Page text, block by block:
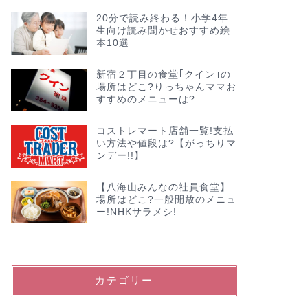
20分で読み終わる！小学4年
生向け読み聞かせおすすめ絵
本10選
新宿２丁目の食堂｢クイン｣の
場所はどこ?りっちゃんママお
すすめのメニューは?
コストレマート店舗一覧!支払
い方法や値段は?【がっちりマ
ンデー!!】
【八海山みんなの社員食堂】
場所はどこ?一般開放のメニュ
ー!NHKサラメシ!
カテゴリー